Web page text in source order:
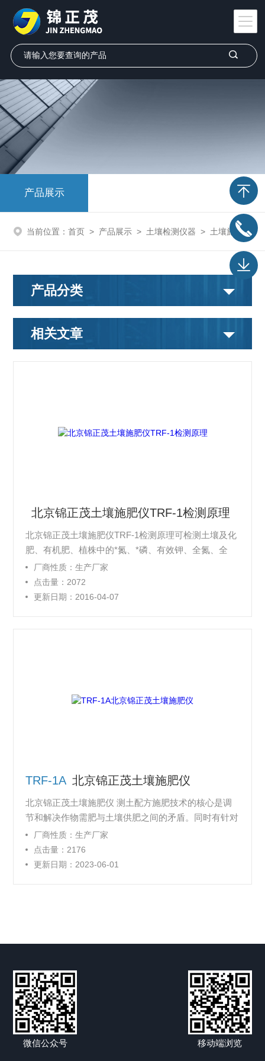
产品展示
当前位置： 首页 > 产品展示 > 土壤检测仪器 > 土壤施肥仪
产品分类
相关文章
北京锦正茂土壤施肥仪TRF-1检测原理
北京锦正茂土壤施肥仪TRF-1检测原理可检测土壤及化
肥、有机肥、植株中的*氮、*磷、有效钾、全氮、全
磷、全钾、有机质含量，土壤酸碱度（定性），可对70
种全国农业、果树、经济作物的目标产量计算推荐施肥
量。北京锦正茂土壤施肥仪TRF-1不具有打印功能。
厂商性质：生产厂家
点击量：2072
更新日期：2016-04-07
TRF-1A 北京锦正茂土壤施肥仪
北京锦正茂土壤施肥仪 测土配方施肥技术的核心是调
节和解决作物需肥与土壤供肥之间的矛盾。同时有针对
性地补充作物所需的营养元素，作物缺什么元素就补充
什么元素，需要多少补多少，实现各种养分平衡供应，
满足作物的需要；达到提高肥料利用率和减少用量，提
厂商性质：生产厂家
点击量：2176
更新日期：2023-06-01
微信公众号 移动端浏览